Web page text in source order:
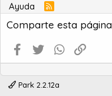
Ayuda
R
S
S
Comparte esta página
Facebook
Twitter WhatsApp
Park 2.2.12a